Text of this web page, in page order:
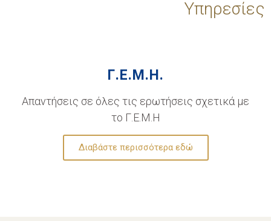
Υπηρεσίες
Γ.Ε.Μ.Η.
Απαντήσεις σε όλες τις ερωτήσεις σχετικά με
το Γ.Ε.Μ.Η
Διαβάστε περισσότερα εδώ